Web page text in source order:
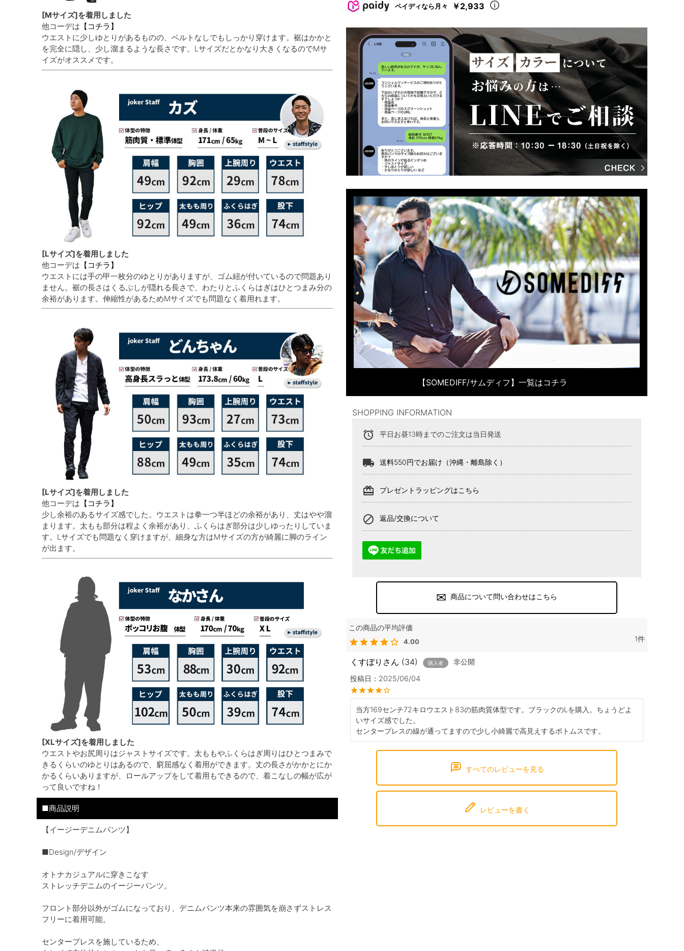
[Mサイズ]を着用しました
他コーデは 【コチラ】
ウエストに少しゆとりがあるものの、ベルトなしでもしっかり穿けます。裾はかかと
を完全に隠し、少し溜まるような長さです。Lサイズだとかなり大きくなるのでMサ
イズがオススメです。
[Lサイズ]を着用しました
他コーデは 【コチラ】
ウエストには手の甲一枚分のゆとりがありますが、ゴム紐が付いているので問題あり
ません。裾の長さはくるぶしが隠れる長さで、わたりとふくらはぎはひとつまみ分の
余裕があります。伸縮性があるためMサイズでも問題なく着用れます。
[Lサイズ]を着用しました
他コーデは 【コチラ】
少し余裕のあるサイズ感でした。ウエストは拳一つ半ほどの余裕があり、丈はやや溜
まります。太もも部分は程よく余裕があり、ふくらはぎ部分は少しゆったりしていま
す。Lサイズでも問題なく穿けますが、細身な方はMサイズの方が綺麗に脚のライン
が出ます。
[XLサイズ]を着用しました
ウエストやお尻周りはジャストサイズです。太ももやふくらはぎ周りはひとつまみで
きるくらいのゆとりはあるので、窮屈感なく着用ができます。丈の長さがかかとにか
かるくらいありますが、ロールアップをして着用もできるので、着こなしの幅が広が
って良いですね！
■商品説明
【イージーデニムパンツ】
■Design/デザイン
オトナカジュアルに穿きこなす
ストレッチデニムのイージーパンツ。
フロント部分以外がゴムになっており、デニムパンツ本来の雰囲気を崩さずストレス
フリーに着用可能。
センタープレスを施しているため、
ペイディなら月々 ￥2,933
【SOMEDIFF/サムディフ】一覧はコチラ
SHOPPING INFORMATION
alarm 平日お昼13時までのご注文は当日発送
local_shipping 送料550円でお届け（沖縄・離島除く）
card_giftcard プレゼントラッピングはこちら
block 返品/交換について
商品について問い合わせはこちら
4.00 1
くすぼり 34 購入者
非公開
投稿日
2025/06/04
当方169センチ72キロウエスト83の筋肉質体型です。ブラックのLを購入。ちょうどよ
いサイズ感でした。
センタープレスの線が通ってますので少し小綺麗で高見えするボトムスです。
すべてのレビューを見る
レビューを書く